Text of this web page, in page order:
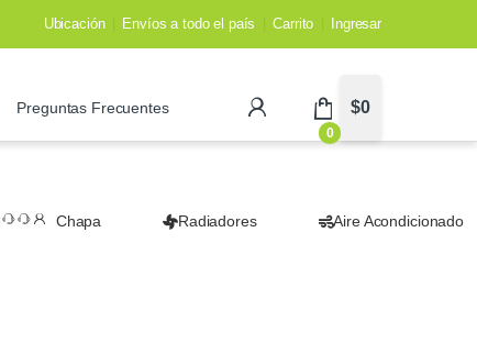
Ubicación Envíos a todo el país Carrito Ingresar
Preguntas Frecuentes
0
$0
Chapa Radiadores Aire Acondicionado